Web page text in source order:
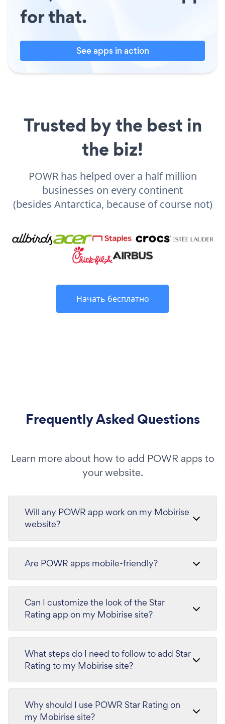
for that.
See apps in action
Trusted by the best in
the biz!
POWR has helped over a half million
businesses on every continent
(besides Antarctica, because of course not)
Начать бесплатно
Frequently Asked Questions
Learn more about how to add POWR apps to
your website.
Will any POWR app work on my Mobirise
website?
Are POWR apps mobile-friendly?
Can I customize the look of the Star
Rating app on my Mobirise site?
What steps do I need to follow to add Star
Rating to my Mobirise site?
Why should I use POWR Star Rating on
my Mobirise site?